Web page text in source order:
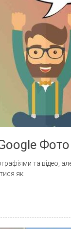
Фото
та відео,
як